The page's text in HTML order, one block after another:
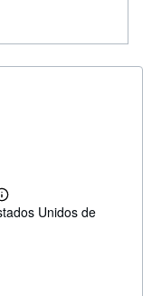
M
á
Unidos de